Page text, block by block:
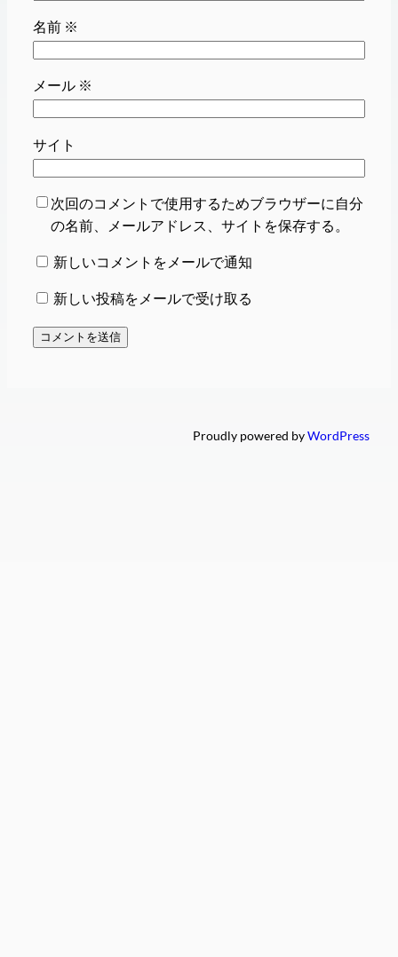
名前 ※
メール ※
サイト
次回のコメントで使用するためブラウザーに自分
の名前、メールアドレス、サイトを保存する。
新しいコメントをメールで通知
新しい投稿をメールで受け取る
Proudly powered byWordPress